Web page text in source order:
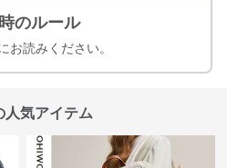
のルール
お読みください。
人気アイテム